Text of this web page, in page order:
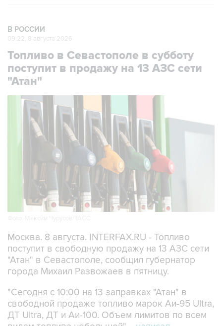
В РОССИИ
09:22, 8 августа 2026
Топливо в Севастополе в субботу
поступит в продажу на 13 АЗС сети
"Атан"
Москва. 8 августа. INTERFAX.RU - Топливо
поступит в свободную продажу на 13 АЗС сети
"Атан" в Севастополе, сообщил губернатор
города Михаил Развожаев в пятницу.
"Сегодня с 10:00 на 13 заправках "Атан" в
свободной продаже топливо марок Аи-95 Ultra,
ДТ Ultra, ДТ и Аи-100. Объем лимитов по всем